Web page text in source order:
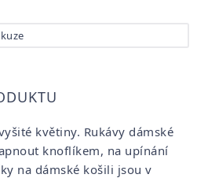
květiny. Rukávy dámské
knoflíkem, na upínání
na dámské košili jsou v